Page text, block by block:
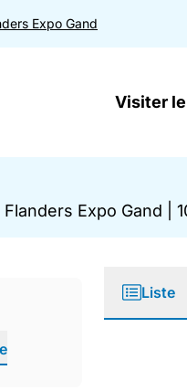
Expo Gand
Visiter
Flanders Expo Gand
Liste